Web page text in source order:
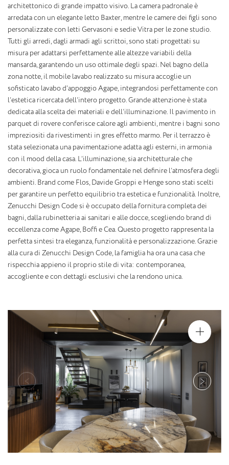
architettonico di grande impatto visivo. La camera padronale è
arredata con un elegante letto Baxter, mentre le camere dei figli sono
personalizzate con letti Gervasoni e sedie Vitra per le zone studio.
Tutti gli arredi, dagli armadi agli scrittoi, sono stati progettati su
misura per adattarsi perfettamente alle altezze variabili della
mansarda, garantendo un uso ottimale degli spazi. Nel bagno della
zona notte, il mobile lavabo realizzato su misura accoglie un
sofisticato lavabo d’appoggio Agape, integrandosi perfettamente con
l’estetica ricercata dell’intero progetto. Grande attenzione è stata
dedicata alla scelta dei materiali e dell’illuminazione. Il pavimento in
parquet di rovere conferisce calore agli ambienti, mentre i bagni sono
impreziositi da rivestimenti in gres effetto marmo. Per il terrazzo è
stata selezionata una pavimentazione adatta agli esterni, in armonia
con il mood della casa. L’illuminazione, sia architetturale che
decorativa, gioca un ruolo fondamentale nel definire l’atmosfera degli
ambienti. Brand come Flos, Davide Groppi e Henge sono stati scelti
per garantire un perfetto equilibrio tra estetica e funzionalità. Inoltre,
Zenucchi Design Code si è occupato della fornitura completa dei
bagni, dalla rubinetteria ai sanitari e alle docce, scegliendo brand di
eccellenza come Agape, Boffi e Cea. Questo progetto rappresenta la
perfetta sintesi tra eleganza, funzionalità e personalizzazione. Grazie
alla cura di Zenucchi Design Code, la famiglia ha ora una casa che
rispecchia appieno il proprio stile di vita: contemporanea,
accogliente e con dettagli esclusivi che la rendono unica.